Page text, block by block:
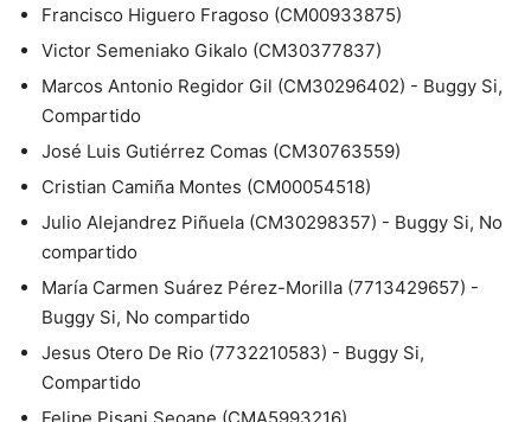
Francisco Higuero Fragoso (CM00933875)
Victor Semeniako Gikalo (CM30377837)
Marcos Antonio Regidor Gil (CM30296402) - Buggy Si,
Compartido
José Luis Gutiérrez Comas (CM30763559)
Cristian Camiña Montes (CM00054518)
Julio Alejandrez Piñuela (CM30298357) - Buggy Si, No
compartido
María Carmen Suárez Pérez-Morilla (7713429657) -
Buggy Si, No compartido
Jesus Otero De Rio (7732210583) - Buggy Si,
Compartido